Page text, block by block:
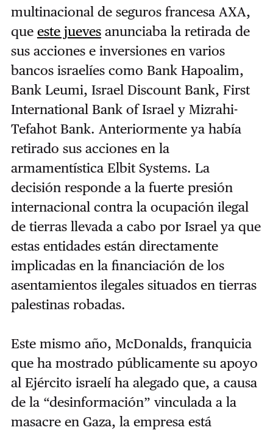
multinacional de seguros francesa AXA,
que este juevesanunciaba la retirada de
sus acciones e inversiones en varios
bancos israelíes como Bank Hapoalim,
Bank Leumi, Israel Discount Bank, First
International Bank of Israel y Mizrahi-
Tefahot Bank. Anteriormente ya había
retirado sus acciones en la
armamentística Elbit Systems. La
decisión responde a la fuerte presión
internacional contra la ocupación ilegal
de tierras llevada a cabo por Israel ya que
estas entidades están directamente
implicadas en la financiación de los
asentamientos ilegales situados en tierras
palestinas robadas.
Este mismo año, McDonalds, franquicia
que ha mostrado públicamente su apoyo
al Ejército israelí ha alegado que, a causa
de la “desinformación” vinculada a la
masacre en Gaza, la empresa está